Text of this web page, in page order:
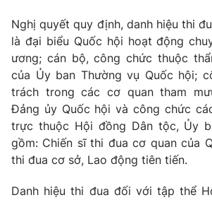
Phim VTV
Hậu trường
Nhân vật
Khán giả
Giải sao mai
Giải trí
Điện ảnh
Âm nhạc
Sao
Đời sống
Du lịch
Làm đẹp
Chất lượng cuộc sống
Giáo dục
Tuyển sinh
Học trực tuyến
Công nghệ
Hitech Công nghệ tương lai
Giao lưu trực tuyến
Nghị quyết quy định, danh hiệu thi
là đại biểu Quốc hội hoạt động
ương; cán bộ, công chức thuộc
của Ủy ban Thường vụ Quốc hội;
trách trong các cơ quan tham
Đảng ủy Quốc hội và công chức
trực thuộc Hội đồng Dân tộc, Ủy
gồm: Chiến sĩ thi đua cơ quan của
thi đua cơ sở, Lao động tiên tiến.
Danh hiệu thi đua đối với tập thể